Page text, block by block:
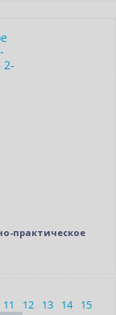
практическое
11 12 13 14
15